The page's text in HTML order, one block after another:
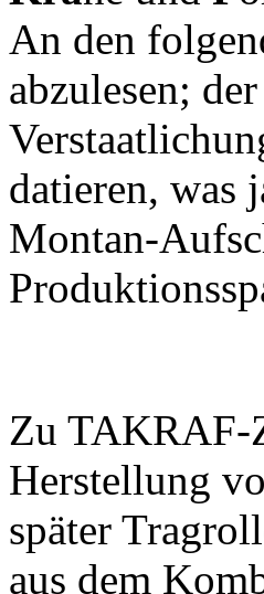
An den
abzulesen;
datieren, was
Montan-
Zu TAKRAF-
Herstellung
später
aus dem